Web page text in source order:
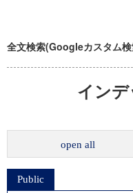
全文検索(Googleカスタム
イン
open all
Public